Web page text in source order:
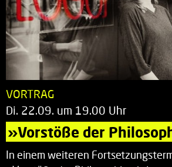
VORTRAG
Di. 22.09. um 19.00 Uhr
»Vorstöße der
In einem weiteren